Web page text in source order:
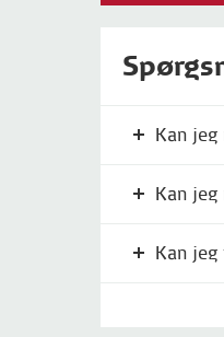
Kan
Kan
Kan